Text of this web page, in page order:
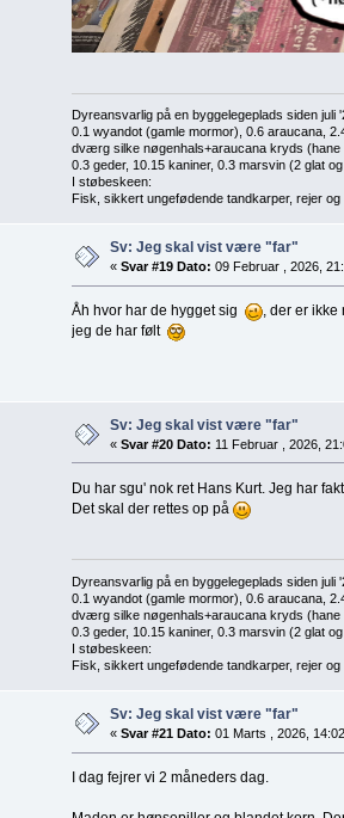
Dyreansvarlig på en byggelegeplads siden juli
0.1 wyandot (gamle mormor), 0.6 araucana,
dværg silke nøgenhals+araucana kryds
0.3 geder, 10.15 kaniner, 0.3 marsvin (2 glat
I støbeskeen:
Fisk, sikkert ungefødende tandkarper, rejer
Sv: Jeg skal vist være "far"
« Svar #19 Dato: 09 Februar , 2026,
Åh hvor har de hygget sig
, der er ikke
jeg de har følt
Sv: Jeg skal vist være "far"
« Svar #20 Dato: 11 Februar , 2026,
Du har sgu' nok ret Hans Kurt. Jeg har
Det skal der rettes op på
Dyreansvarlig på en byggelegeplads siden juli
0.1 wyandot (gamle mormor), 0.6 araucana,
dværg silke nøgenhals+araucana kryds
0.3 geder, 10.15 kaniner, 0.3 marsvin (2 glat
I støbeskeen:
Fisk, sikkert ungefødende tandkarper, rejer
Sv: Jeg skal vist være "far"
« Svar #21 Dato: 01 Marts , 2026,
I dag fejrer vi 2 måneders dag.